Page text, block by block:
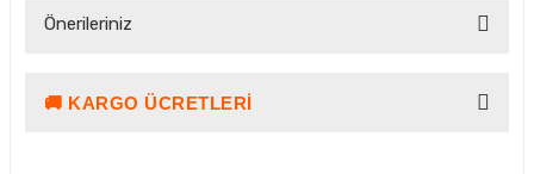
Önerileriniz
Bu ürünün fiyat bilgisi, resim, ürün açıklamalarında ve diğer
🚚 KARGO ÜCRETLERI